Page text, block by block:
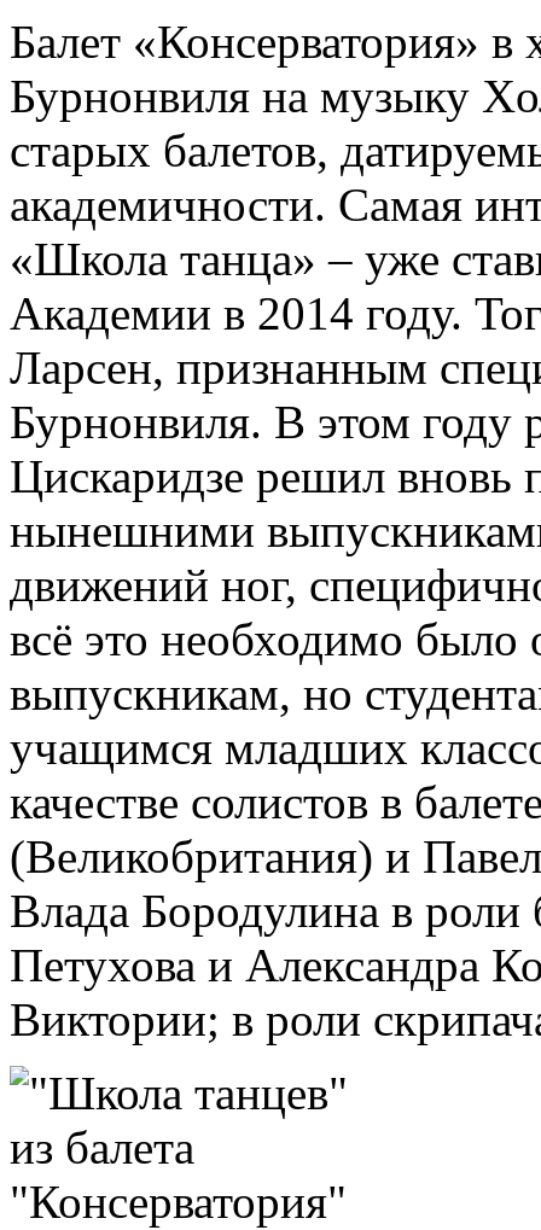
Балет «Консерватория» в
Бурнонвиля на музыку
старых балетов,
академичности. Самая
«Школа танца» – уже
Академии в 2014 году.
Ларсен, признанным
Бурнонвиля. В этом году
Цискаридзе решил вновь
нынешними
движений ног,
всё это необходимо было
выпускникам, но
учащимся младших
качестве солистов в
(Великобритания) и
Влада Бородулина в
Петухова и Александра
Виктории; в роли